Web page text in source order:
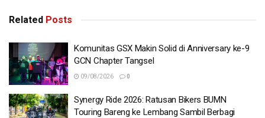
Related Posts
Komunitas GSX Makin Solid di Anniversary ke-9
GCN Chapter Tangsel
09/08/2026 0
Synergy Ride 2026: Ratusan Bikers BUMN
Touring Bareng ke Lembang Sambil Berbagi